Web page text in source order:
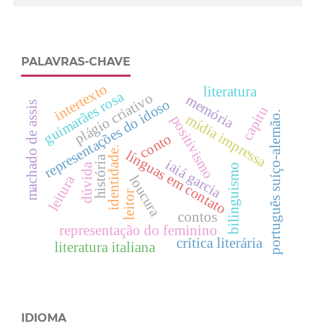
PALAVRAS-CHAVE
representações do idosomídia impressa
identidade.línguas em contatobilinguismo português suíço-alemão.
plágio criativo
machado de assis
contos
loucura
conto
história positivismo
guimarães rosa capitu
representação do feminino
dúvida
memória
intertexto
leitor
crítica literária
literatura italiana
iaiá garcia
literatura
leitura
IDIOMA